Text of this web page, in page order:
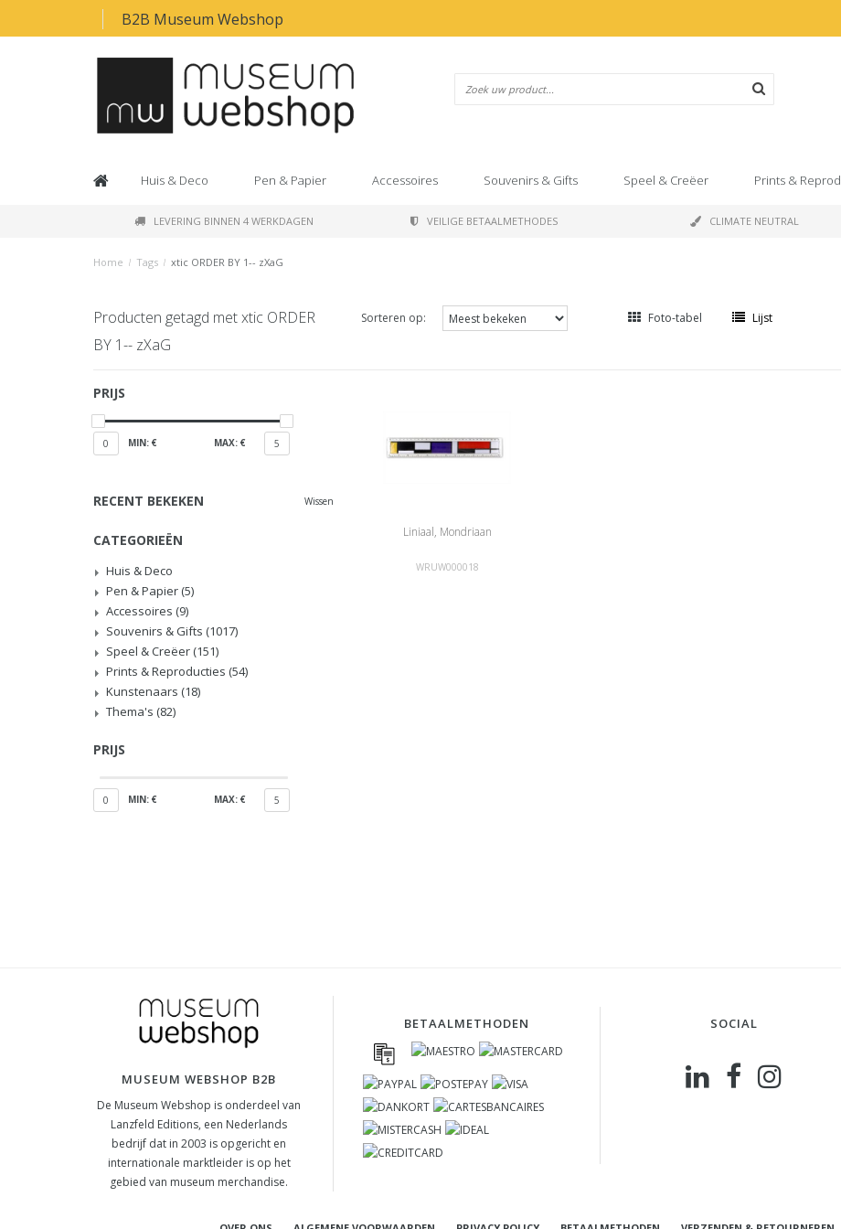
B2B Museum Webshop
Huis & Deco Pen & Papier Accessoires Souvenirs & Gifts Speel & Creëer Prints &
LEVERING BINNEN 4 WERKDAGEN VEILIGE BETAALMETHODES CLIMATE NEUTRAL
Home / Tags / xtic ORDER BY 1-- zXaG
Producten getagd met xtic ORDER
BY 1-- zXaG
Sorteren op: Foto-tabel Lijst
PRIJS
0 MIN: € MAX: € 5
RECENT BEKEKEN Wissen
CATEGORIEËN
Huis & Deco
Pen & Papier (5)
Accessoires (9)
Souvenirs & Gifts (1017)
Speel & Creëer (151)
Prints & Reproducties (54)
Kunstenaars (18)
Thema's (82)
PRIJS
0 MIN: € MAX: € 5
Liniaal, Mondriaan
WRUW000018
MUSEUM WEBSHOP B2B
De Museum Webshop is onderdeel van
Lanzfeld Editions, een Nederlands
bedrijf dat in 2003 is opgericht en
internationale marktleider is op het
gebied van museum merchandise.
BETAALMETHODEN SOCIAL